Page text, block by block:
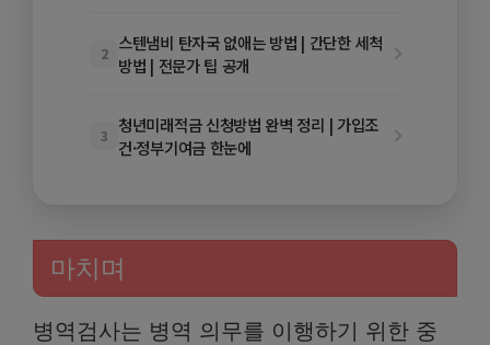
2
스텐냄비 탄자국 없애는 방법 | 간단한 세척
방법 | 전문가 팁 공개
3
청년미래적금 신청방법 완벽 정리 | 가입조
건·정부기여금 한눈에
마치며
병역검사는 병역 의무를 이행하기 위한 중